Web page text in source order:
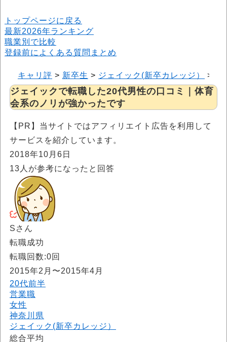
トップページに戻る
最新2026年ランキング
職業別で比較
登録前によくある質問まとめ
キャリ評 > 新卒生 > ジェイック(新卒カレッジ） >
ジェイックで転職した20代男性の口コミ｜体育
会系のノリが強かったです
【PR】当サイトではアフィリエイト広告を利用して
サービスを紹介しています。
2018年10月6日
13 人が参考になったと回答
Sさん
転職成功
転職回数:0回
2015年2月〜2015年4月
20代前半
営業職
女性
神奈川県
ジェイック(新卒カレッジ）
総合平均